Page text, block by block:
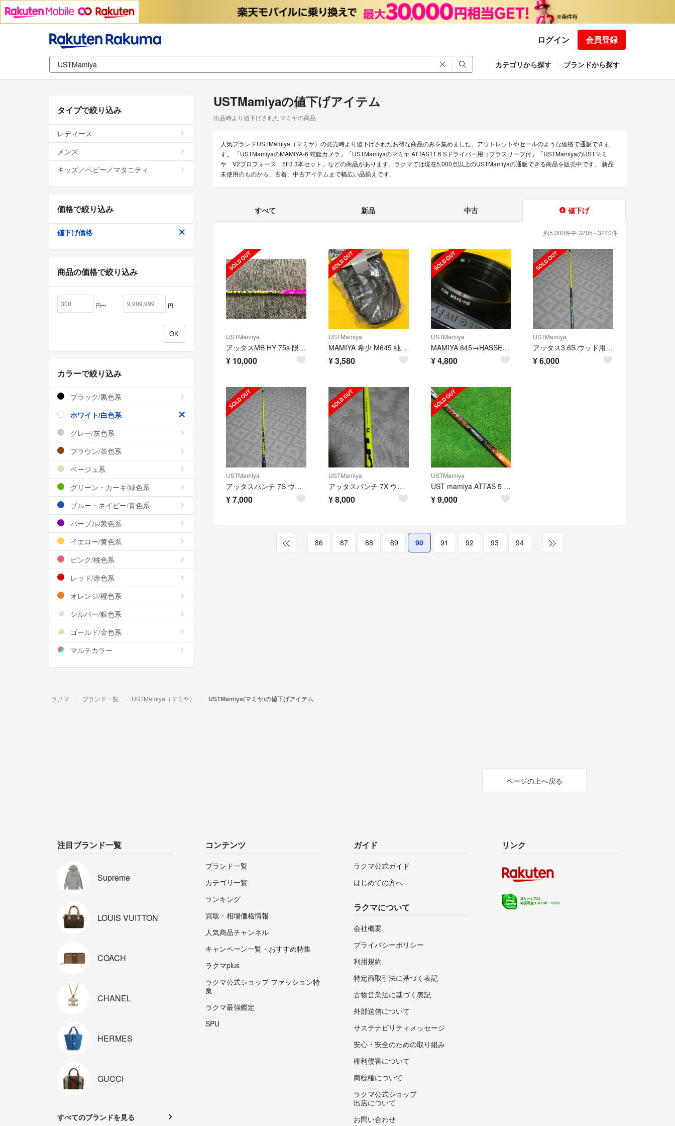
ログイン 会員登録
カテゴリから探す ブランドから探す
USTMamiyaの値下げアイテム
出品時より値下げされたマミヤの商品
人気ブランドUSTMamiya（マミヤ）の発売時より値下げされたお得な商品のみを集めました。アウトレットやセールのような価格で通販できま
す。 「USTMamiyaのMAMIYA-6 蛇腹カメラ」「USTMamiyaのマミヤ ATTAS11 6 Sドライバー用コブラスリーブ付」「USTMamiyaのUSTマミ
ヤ V2プロフォース 5F3 3本セット」などの商品があります。ラクマでは現在5,000点以上のUSTMamiyaの通販できる商品を販売中です。 新品
未使用のものから、古着、中古アイテムまで幅広い品揃えです。
すべて 新品 中古 値下げ
約5,000件中 3205 - 3240件
USTMamiya
アッタスMB HY 75s 限定ピンク
¥ 10,000
USTMamiya
MAMIYA 希少 M645 純正ソフトケース デッドストック
¥3,580
USTMamiya
MAMIYA 645→HASSELBLADレンズ アダプター M645-HB
¥4,800
USTMamiya
アッタス3 6S ウッド用シャフト
¥6,000
USTMamiya
アッタスパンチ 7S ウッド用シャフト
¥7,000
USTMamiya
アッタスパンチ 7X ウッド用シャフト
¥8,000
USTMamiya
UST mamiya ATTAS 5 フェアウェイウッド用シャフト単品
¥9,000
… 86 87 88 89 90 91 92 93 94 …
タイプで絞り込み
レディース
メンズ
キッズ／ベビー／マタニティ
価格で絞り込み
値下げ価格
商品の価格で絞り込み
円〜 円
カラーで絞り込み
ブラック/黒色系
ホワイト/白色系
グレー/灰色系
ブラウン/茶色系
ベージュ系
グリーン・カーキ/緑色系
ブルー・ネイビー/青色系
パープル/紫色系
イエロー/黄色系
ピンク/桃色系
レッド/赤色系
オレンジ/橙色系
シルバー/銀色系
ゴールド/金色系
マルチカラー
ラクマ ブランド一覧 USTMamiya（マミヤ） USTMamiya(マミヤ)の値下げアイテム
ページの上へ戻る
注目ブランド一覧
Supreme
LOUIS VUITTON
COACH
CHANEL
HERMES
GUCCI
すべてのブランドを見る
コンテンツ
ブランド一覧
カテゴリ一覧
ランキング
買取・相場価格情報
人気商品チャンネル
キャンペーン一覧・おすすめ特集
ラクマplus
ラクマ公式ショップ ファッション特
集
ラクマ最強鑑定
SPU
ガイド
ラクマ公式ガイド
はじめての方へ
ラクマについて
会社概要
プライバシーポリシー
利用規約
特定商取引法に基づく表記
古物営業法に基づく表記
外部送信について
サステナビリティメッセージ
安心・安全のための取り組み
権利侵害について
商標権について
ラクマ公式ショップ
出店について
お問い合わせ
リンク